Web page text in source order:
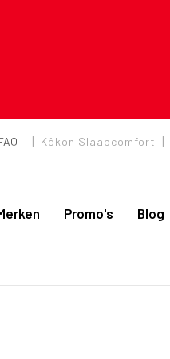
| Kôkon Slaapcomfort |
Promo's Blog